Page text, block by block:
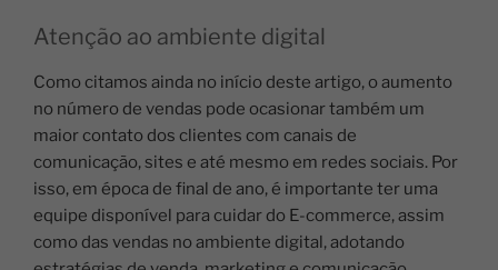
Atenção ao ambiente digital
Como citamos ainda no início deste artigo, o aumento
no número de vendas pode ocasionar também um
maior contato dos clientes com canais de
comunicação, sites e até mesmo em redes sociais. Por
isso, em época de final de ano, é importante ter uma
equipe disponível para cuidar do E-commerce, assim
como das vendas no ambiente digital, adotando